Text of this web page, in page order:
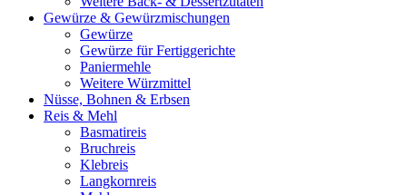
Gewürze & Gewürzmischungen
Gewürze
Gewürze für Fertiggerichte
Paniermehle
Weitere Würzmittel
Nüsse, Bohnen & Erbsen
Reis & Mehl
Basmatireis
Bruchreis
Klebreis
Langkornreis